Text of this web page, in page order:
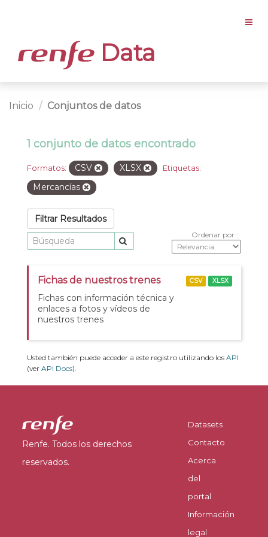
Data
Inicio Conjuntos de datos
1 conjunto de datos encontrado
Formatos: CSV XLSX Etiquetas:
Mercancías
Filtrar Resultados
Ordenar por
Fichas de nuestros trenes
Fichas con información técnica y
enlaces a fotos y vídeos de
nuestros trenes
CSV XLSX
Usted también puede acceder a este registro utilizando los API
(ver API Docs).
Renfe. Todos los derechos
reservados.
Datasets
Contacto
Acerca
del
portal
Información
legal